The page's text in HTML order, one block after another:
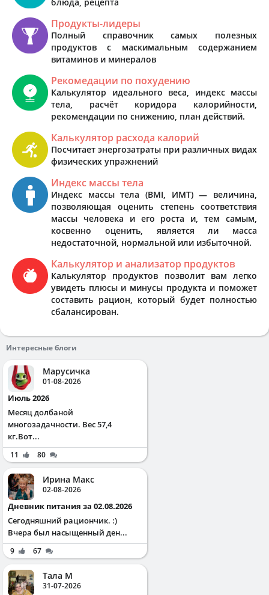
Продукты-лидеры
Полный справочник самых полезных
продуктов с маскимальным содержанием
витаминов и минералов
Рекомедации по похудению
Калькулятор идеального веса, индекс массы
тела, расчёт коридора калорийности,
рекомендации по снижению, план действий.
Калькулятор расхода калорий
Посчитает энергозатраты при различных видах
физических упражнений
Индекс массы тела
Индекс массы тела (BMI, ИМТ) — величина,
позволяющая оценить степень соответствия
массы человека и его роста и, тем самым,
косвенно оценить, является ли масса
недостаточной, нормальной или избыточной.
Калькулятор и анализатор продуктов
Калькулятор продуктов позволит вам легко
увидеть плюсы и минусы продукта и поможет
составить рацион, который будет полностью
сбалансирован.
Интересные блоги
Марусичка
01-08-2026
Июль 2026
Месяц долбаной
многозадачности. Вес 57,4
кг.Вот...
11 80
Ирина Макс
02-08-2026
Дневник питания за 02.08.2026
Сегодняшний рациончик. :)
Вчера был насыщенный ден...
9 67
Тала М
31-07-2026